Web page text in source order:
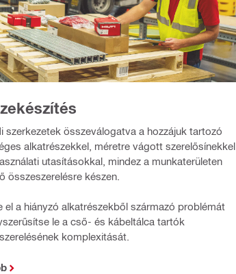
szerkezetek összeválogatva a hozzájuk tartozó
alkatrészekkel, méretre vágott szerelősínekkel
utasításokkal, mindez a munkaterületen
összeszerelésre készen.
el a hiányzó alkatrészekből származó problémát
le a cső- és kábeltálca tartók
komplexitását.